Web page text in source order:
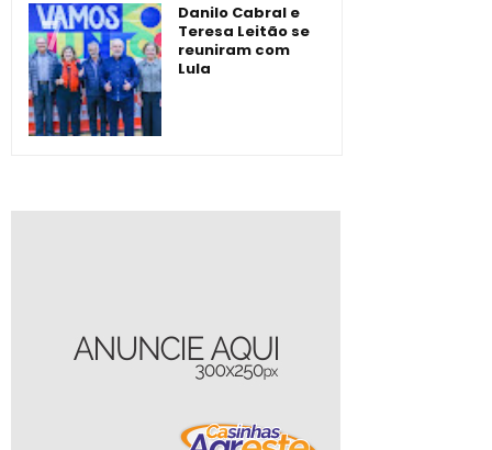
Danilo Cabral e
Teresa Leitão se
reuniram com
Lula